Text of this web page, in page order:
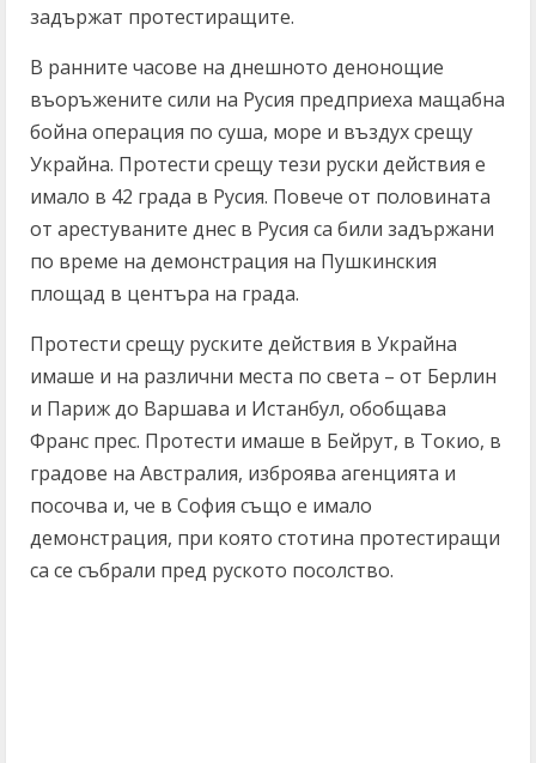
задържат протестиращите.
В ранните часове на днешното денонощие
въоръжените сили на Русия предприеха мащабна
бойна операция по суша, море и въздух срещу
Украйна. Протести срещу тези руски действия е
имало в 42 града в Русия. Повече от половината
от арестуваните днес в Русия са били задържани
по време на демонстрация на Пушкинския
площад в центъра на града.
Протести срещу руските действия в Украйна
имаше и на различни места по света – от Берлин
и Париж до Варшава и Истанбул, обобщава
Франс прес. Протести имаше в Бейрут, в Токио, в
градове на Австралия, изброява агенцията и
посочва и, че в София също е имало
демонстрация, при която стотина протестиращи
са се събрали пред руското посолство.